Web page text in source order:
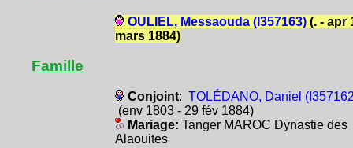
OULIEL, Messaouda (I357163)(. - apr
mars 1884)
Famille
Conjoint: TOLÉDANO, Daniel
(env 1803 - 29 fév 1884)
Mariage: Tanger MAROC Dynastie des
Alaouites